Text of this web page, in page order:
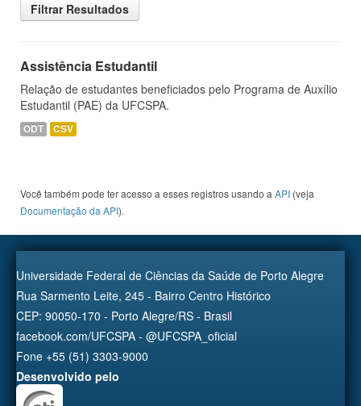
Filtrar Resultados
Assistência Estudantil
Relação de estudantes beneficiados pelo Programa de Auxílio
Estudantil (PAE) da UFCSPA.
ODT CSV
Você também pode ter acesso a esses registros usando a API (veja
Documentação da API).
Universidade Federal de Ciências da Saúde de Porto Alegre
Rua Sarmento Leite, 245 - Bairro Centro Histórico
CEP: 90050-170 - Porto Alegre/RS - Brasil
facebook.com/UFCSPA - @UFCSPA_oficial
Fone +55 (51) 3303-9000
Desenvolvido pelo